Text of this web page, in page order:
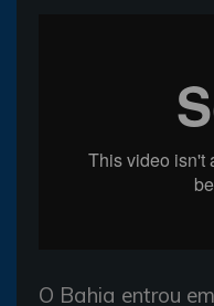
O Bahia entrou